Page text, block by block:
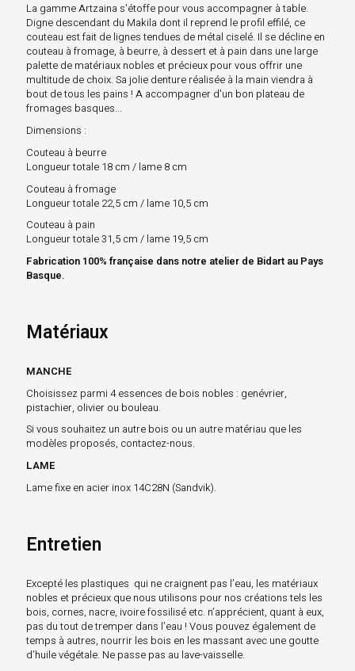
La gamme Artzaina s'étoffe pour vous accompagner à table.
Digne descendant du Makila dont il reprend le profil effilé, ce
couteau est fait de lignes tendues de métal ciselé. Il se décline en
couteau à fromage, à beurre, à dessert et à pain dans une large
palette de matériaux nobles et précieux pour vous offrir une
multitude de choix. Sa jolie denture réalisée à la main viendra à
bout de tous les pains ! A accompagner d'un bon plateau de
fromages basques...
Dimensions :
Couteau à beurre
Longueur totale 18 cm / lame 8 cm
Couteau à fromage
Longueur totale 22,5 cm / lame 10,5 cm
Couteau à pain
Longueur totale 31,5 cm / lame 19,5 cm
Fabrication 100% française dans notre atelier de Bidart au Pays
Basque.
Matériaux
MANCHE
Choisissez parmi 4 essences de bois nobles : genévrier,
pistachier, olivier ou bouleau.
Si vous souhaitez un autre bois ou un autre matériau que les
modèles proposés, contactez-nous.
LAME
Lame fixe en acier inox 14C28N (Sandvik).
Entretien
Excepté les plastiques qui ne craignent pas l’eau, les matériaux
nobles et précieux que nous utilisons pour nos créations tels les
bois, cornes, nacre, ivoire fossilisé etc. n’apprécient, quant à eux,
pas du tout de tremper dans l’eau ! Vous pouvez également de
temps à autres, nourrir les bois en les massant avec une goutte
d’huile végétale. Ne passe pas au lave-vaisselle.